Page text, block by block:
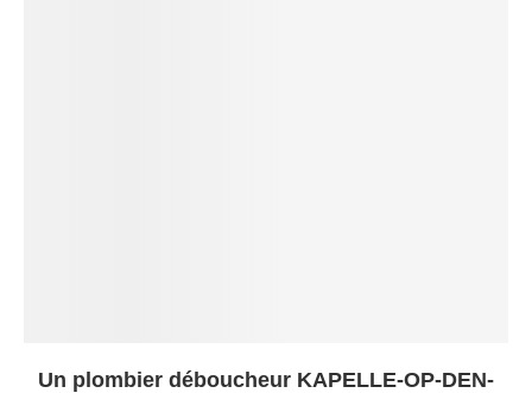
Un plombier déboucheur KAPELLE-OP-DEN-